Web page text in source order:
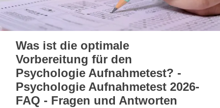
Blog
Sa, 08. August 2026 |
Englisch Deutsch Spanisch
Was ist die optimale
Vorbereitung für den
Psychologie Aufnahmetest? -
Psychologie Aufnahmetest 2026-
FAQ - Fragen und Antworten